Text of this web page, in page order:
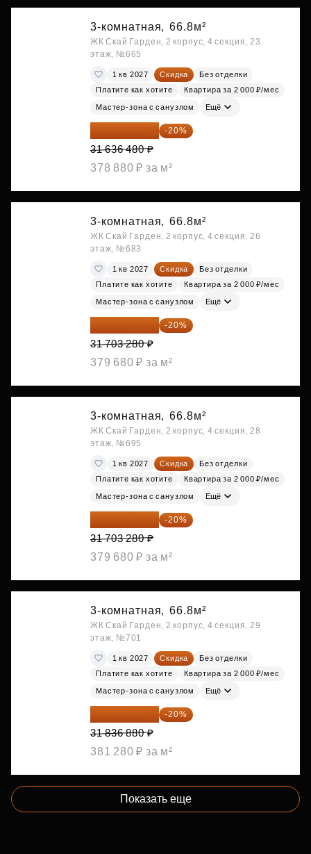
3-комнатная, 66.8м²
ЖК Скай Гарден, 2 корпус, 4 секция, 23
этаж, №665
1 кв 2027 Скидка
Без отделки
Платите как хотите
Квартира за 2 000 ₽/мес
Мастер-зона с санузлом Ещё
25 309 184 ₽ -20%
31 636 480 ₽
378 880 ₽ за м²
3-комнатная, 66.8м²
ЖК Скай Гарден, 2 корпус, 4 секция, 26
этаж, №683
1 кв 2027 Скидка
Без отделки
Платите как хотите
Квартира за 2 000 ₽/мес
Мастер-зона с санузлом Ещё
25 362 624 ₽ -20%
31 703 280 ₽
379 680 ₽ за м²
3-комнатная, 66.8м²
ЖК Скай Гарден, 2 корпус, 4 секция, 28
этаж, №695
1 кв 2027 Скидка
Без отделки
Платите как хотите
Квартира за 2 000 ₽/мес
Мастер-зона с санузлом Ещё
25 362 624 ₽ -20%
31 703 280 ₽
379 680 ₽ за м²
3-комнатная, 66.8м²
ЖК Скай Гарден, 2 корпус, 4 секция, 29
этаж, №701
1 кв 2027 Скидка
Без отделки
Платите как хотите
Квартира за 2 000 ₽/мес
Мастер-зона с санузлом Ещё
25 469 504 ₽ -20%
31 836 880 ₽
381 280 ₽ за м²
Показать еще